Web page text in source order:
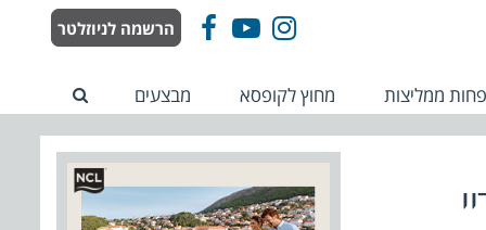
FacebookYouTube
Instagram הרשמה לניוזלטר
ממליצות מחוץ לקופסא מבצעים